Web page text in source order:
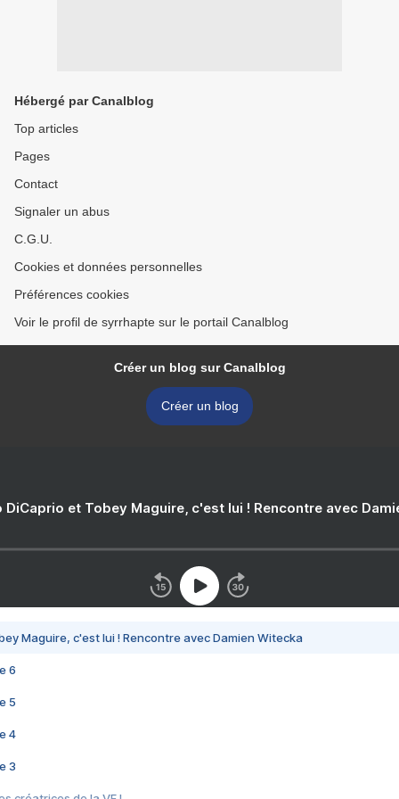
Hébergé par Canalblog
Top articles
Pages
Contact
Signaler un abus
C.G.U.
Cookies et données personnelles
Préférences cookies
Voir le profil de syrrhapte sur le portail Canalblog
Créer un blog sur Canalblog
Créer un blog
DiCaprio et Tobey Maguire, c'est lui ! Rencontre avec
Maguire, c'est lui ! Rencontre avec Damien Witecka
6
5
4
3